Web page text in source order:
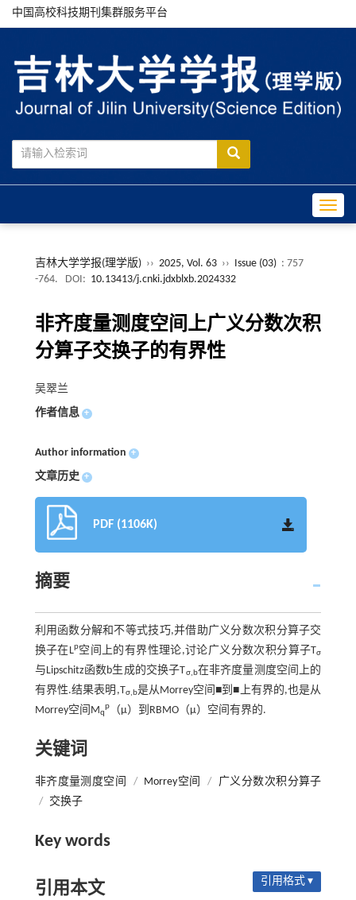
中国高校科技期刊集群服务平台
吉林大学学报(理学版) ›› 2025, Vol. 63 ›› Issue (03) : 757
-764.
DOI: 10.13413/j.cnki.jdxblxb.2024332
非齐度量测度空间上广义分数次积
分算子交换子的有界性
吴翠兰
作者信息 +
Author information +
文章历史 +
PDF (1106K)
摘要
利用函数分解和不等式技巧,并借助广义分数次积分算子交
换子在Lp空间上的有界性理论,讨论广义分数次积分算子Tσ
与Lipschitz函数b生成的交换子Tσ,b在非齐度量测度空间上的
有界性.结果表明,Tσ,b是从Morrey空间■到■上有界的,也是从
Morrey空间Mq
p（μ）到RBMO（μ）空间有界的.
关键词
非齐度量测度空间 / Morrey空间 /
广义分数次积分算子
/
交换子
Key words
引用本文 引用格式 ▾